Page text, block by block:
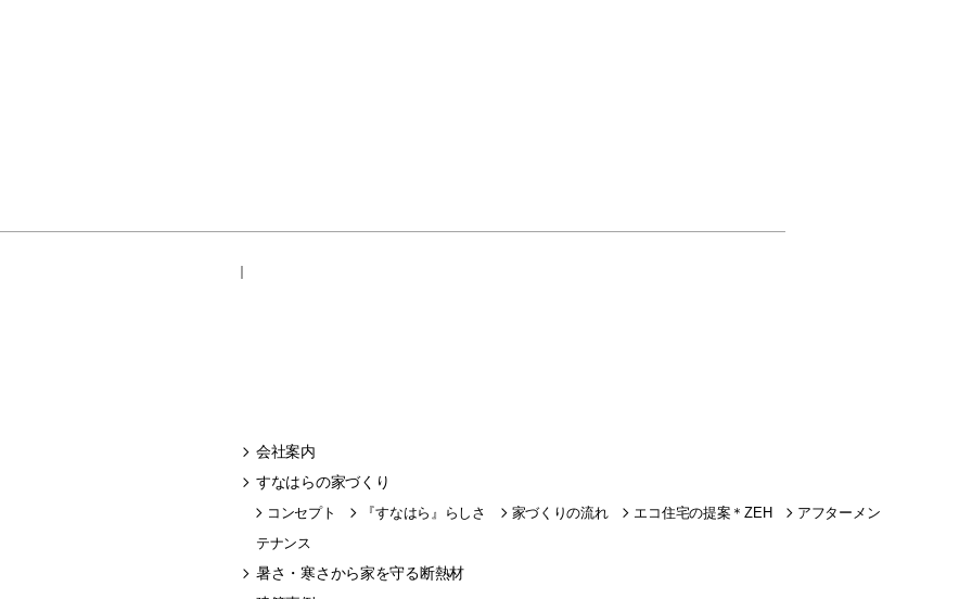
会社案内
すなはらの家づくり
コンセプト 『すなはら』らしさ 家づくりの流れ エコ住宅の提案＊ZEH
アフターメン
テナンス
暑さ・寒さから家を守る断熱材